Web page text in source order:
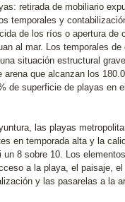
retirada de mobiliario
temporales y
de los ríos o apertura de
al mar. Los temporales de
situación estructural
arena que alcanzan los
de superficie de playas en
las playas
en temporada alta y la
8 sobre 10. Los
a la playa, el paisaje,
y las pasarelas a la